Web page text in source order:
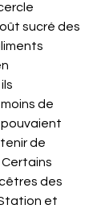
sucré des
de
pouvaient
de
des
et